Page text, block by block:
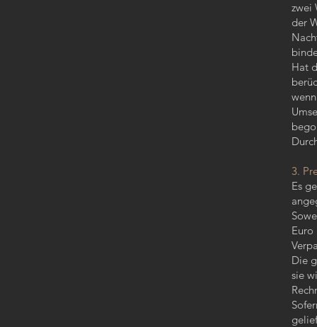
zwei
der
Hat
3.
Es
Euro
Die
sie